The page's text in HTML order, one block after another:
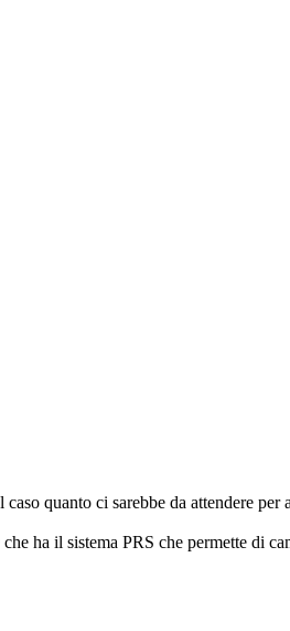
quanto ci sarebbe da attendere per
ha il sistema PRS che permette di